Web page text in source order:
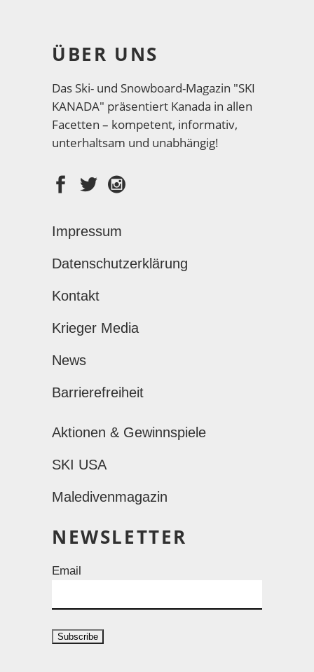
ÜBER UNS
Das Ski- und Snowboard-Magazin "SKI
KANADA" präsentiert Kanada in allen
Facetten – kompetent, informativ,
unterhaltsam und unabhängig!
Impressum
Datenschutzerklärung
Kontakt
Krieger Media
News
Barrierefreiheit
Aktionen & Gewinnspiele
SKI USA
Maledivenmagazin
NEWSLETTER
Email